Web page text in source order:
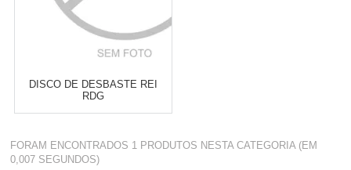
DISCO DE DESBASTE REI
RDG
Varejo: R$ 4.050,70
Atacado: R$ 2.550,90
FORAM ENCONTRADOS 1 PRODUTOS NESTA CATEGORIA (EM
0,007 SEGUNDOS)